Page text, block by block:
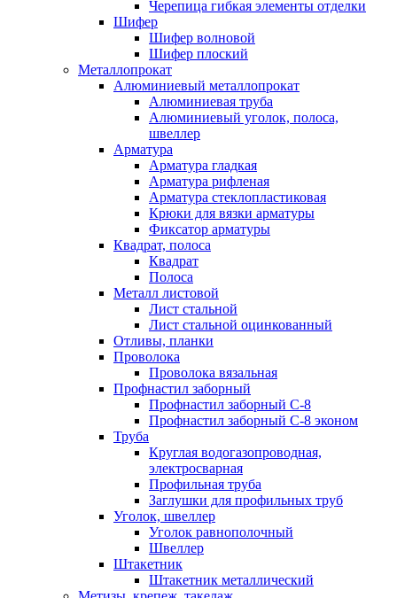
Черепица гибкая элементы отделки
Шифер
Шифер волновой
Шифер плоский
Металлопрокат
Алюминиевый металлопрокат
Алюминиевая труба
Алюминиевый уголок, полоса,
швеллер
Арматура
Арматура гладкая
Арматура рифленая
Арматура стеклопластиковая
Крюки для вязки арматуры
Фиксатор арматуры
Квадрат, полоса
Квадрат
Полоса
Металл листовой
Лист стальной
Лист стальной оцинкованный
Отливы, планки
Проволока
Проволока вязальная
Профнастил заборный
Профнастил заборный С-8
Профнастил заборный С-8 эконом
Труба
Круглая водогазопроводная,
электросварная
Профильная труба
Заглушки для профильных труб
Уголок, швеллер
Уголок равнополочный
Швеллер
Штакетник
Штакетник металлический